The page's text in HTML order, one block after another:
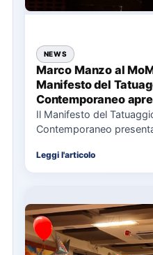
NEWS
Marco Manzo al
Manifesto del
Contemporaneo
per il collezionismo
Il Manifesto del
Contemporaneo
Leggi l'articolo